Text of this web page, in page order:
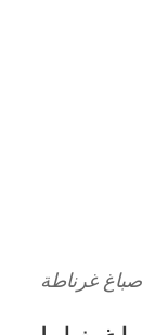
صباغ غرناطة